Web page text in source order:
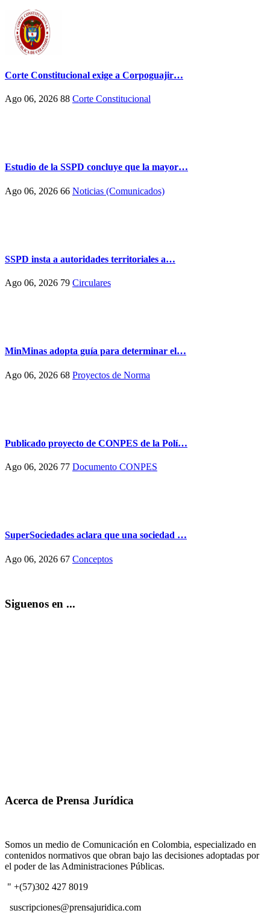
Corte Constitucional exige a Corpoguajir…
Ago 06, 2026 88 Corte Constitucional
Estudio de la SSPD concluye que la mayor…
Ago 06, 2026 66 Noticias (Comunicados)
SSPD insta a autoridades territoriales a…
Ago 06, 2026 79 Circulares
MinMinas adopta guía para determinar el…
Ago 06, 2026 68 Proyectos de Norma
Publicado proyecto de CONPES de la Polí…
Ago 06, 2026 77 Documento CONPES
SuperSociedades aclara que una sociedad …
Ago 06, 2026 67 Conceptos
Siguenos en ...
Acerca de Prensa Jurídica
Somos un medio de Comunicación en Colombia, especializado en
contenidos normativos que obran bajo las decisiones adoptadas por
el poder de las Administraciones Públicas.
" +(57)302 427 8019
suscripciones@prensajuridica.com